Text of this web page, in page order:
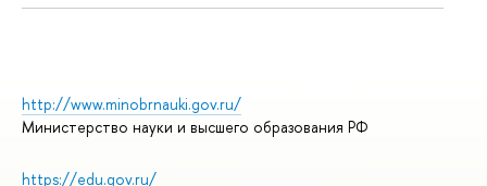
http://www.minobrnauki.gov.ru/
Министерство науки и высшего образования РФ
https://edu.gov.ru/